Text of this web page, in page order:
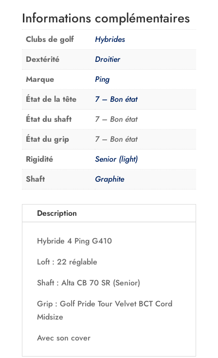
G410
Senior
Informations complémentaires
Clubs de golf
Hybrides
Dextérité
Droitier
Marque
Ping
État de la tête
7 – Bon état
État du shaft
7 – Bon état
État du grip
7 – Bon état
Rigidité
Senior (light)
Shaft
Graphite
Description
Hybride 4 Ping G410
Loft : 22 réglable
Shaft : Alta CB 70 SR (Senior)
Grip : Golf Pride Tour Velvet BCT Cord
Midsize
Avec son cover